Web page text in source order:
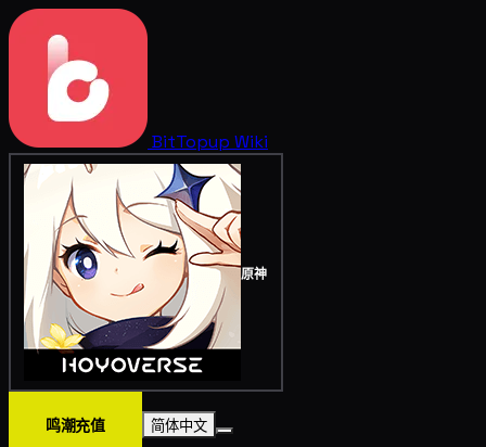
BitTopup Wiki
原神
鸣潮充值 简体中文